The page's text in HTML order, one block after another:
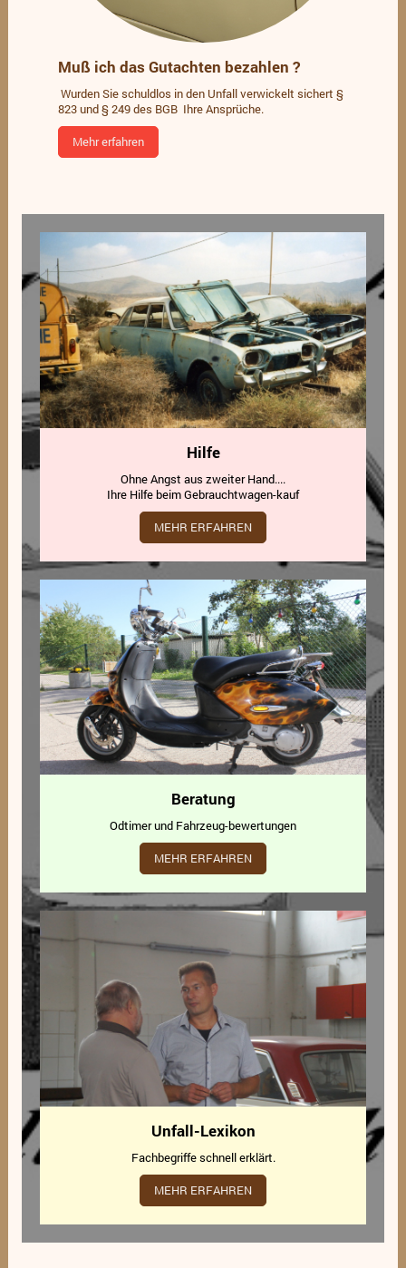
Muß ich das Gutachten bezahlen ?
Wurden Sie schuldlos in den Unfall verwickelt sichert §
823 und § 249 des BGB Ihre Ansprüche.
Mehr erfahren
Hilfe
Ohne Angst aus zweiter Hand....
Ihre Hilfe beim Gebrauchtwagen-kauf
MEHR ERFAHREN
Beratung
Odtimer und Fahrzeug-bewertungen
MEHR ERFAHREN
Unfall-Lexikon
Fachbegriffe schnell erklärt.
MEHR ERFAHREN